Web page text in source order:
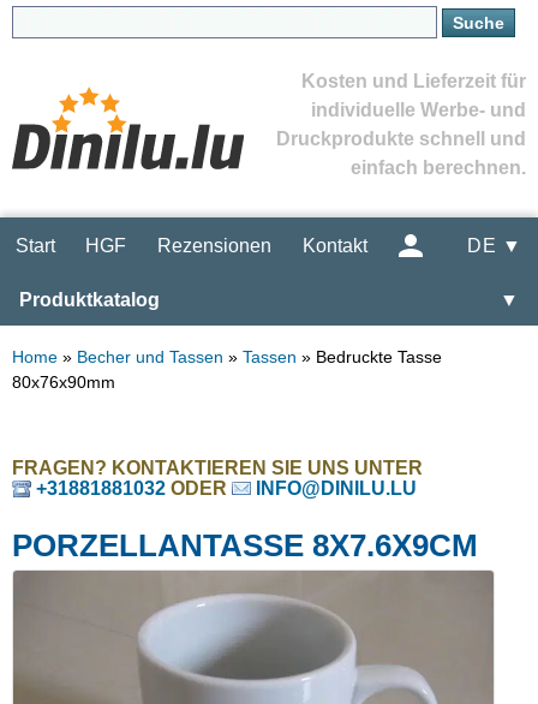
Kosten und Lieferzeit für
individuelle Werbe- und
Druckprodukte schnell und
einfach berechnen.
Start HGF Rezensionen Kontakt DE ▼
Produktkatalog ▼
Home » Becher und Tassen » Tassen » Bedruckte Tasse
80x76x90mm
FRAGEN? KONTAKTIEREN SIE UNS UNTER
+31881881032 ODER INFO@DINILU.LU
PORZELLANTASSE 8X7.6X9CM